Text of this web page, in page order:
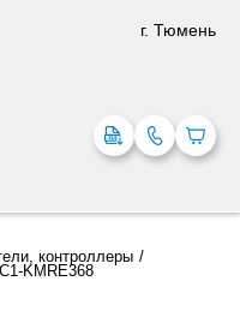
г. Тюмень
контроллеры
KMRE368